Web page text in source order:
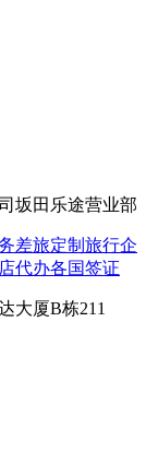
坂田乐途营业部
差旅定制旅行企
代办各国签证
大厦B栋211